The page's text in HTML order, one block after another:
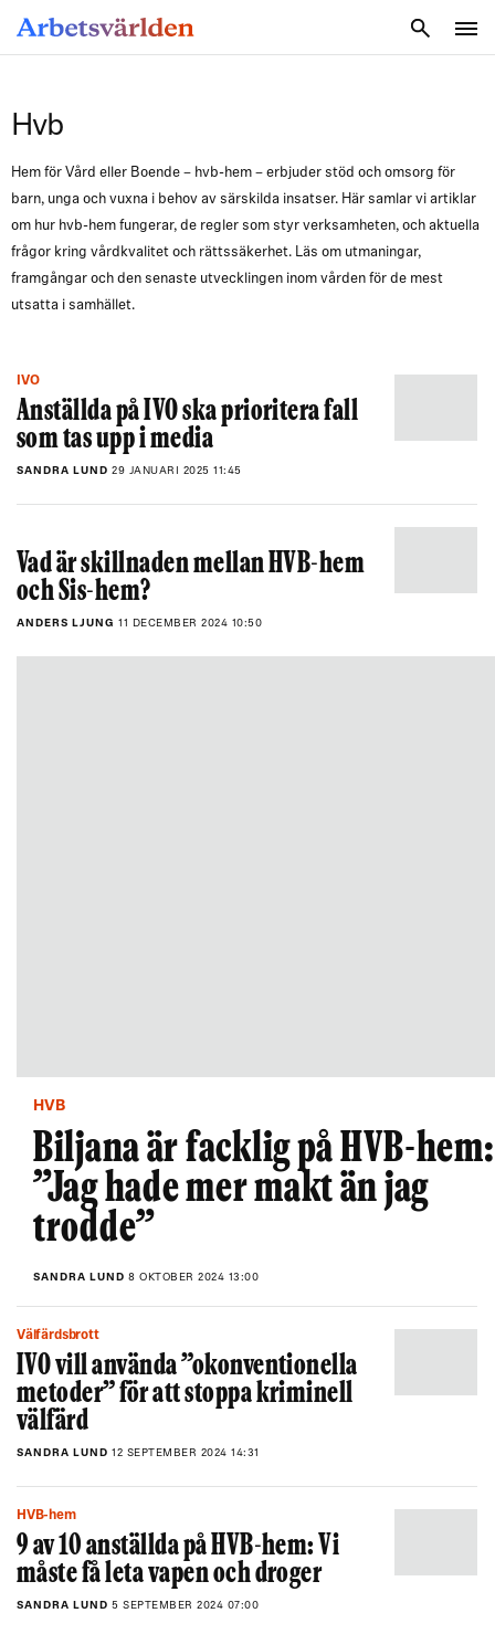
Hvb
Hem för Vård eller Boende – hvb-hem – erbjuder stöd och omsorg för
barn, unga och vuxna i behov av särskilda insatser. Här samlar vi artiklar
om hur hvb-hem fungerar, de regler som styr verksamheten, och aktuella
frågor kring vårdkvalitet och rättssäkerhet. Läs om utmaningar,
framgångar och den senaste utvecklingen inom vården för de mest
utsatta i samhället.
IVO
Anställda på IVO ska prioritera fall
som tas upp i media
SANDRA LUND 29 JANUARI 2025 11:45
Vad är skillnaden mellan HVB-hem
och Sis-hem?
ANDERS LJUNG 11 DECEMBER 2024 10:50
HVB
Biljana är facklig på HVB-hem:
”Jag hade mer makt än jag
trodde”
SANDRA LUND 8 OKTOBER 2024 13:00
Välfärdsbrott
IVO vill använda ”okonventionella
metoder” för att stoppa kriminell
välfärd
SANDRA LUND 12 SEPTEMBER 2024 14:31
HVB-hem
9 av 10 anställda på HVB-hem: Vi
måste få leta vapen och droger
SANDRA LUND 5 SEPTEMBER 2024 07:00